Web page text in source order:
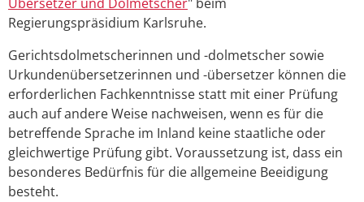
Regierungspräsidium Karlsruhe.
Gerichtsdolmetscherinnen und -dolmetscher sowie
Urkundenübersetzerinnen und -übersetzer können die
erforderlichen Fachkenntnisse statt mit einer Prüfung
auch auf andere Weise nachweisen, wenn es für die
betreffende Sprache im Inland keine staatliche oder
gleichwertige Prüfung gibt. Voraussetzung ist, dass ein
besonderes Bedürfnis für die allgemeine Beeidigung
besteht.